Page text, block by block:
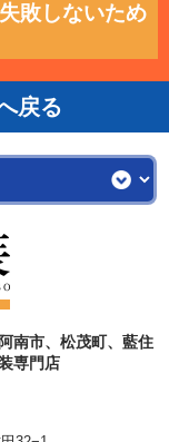
敗しないため
戻る
南市、松茂町、藍住
専門店